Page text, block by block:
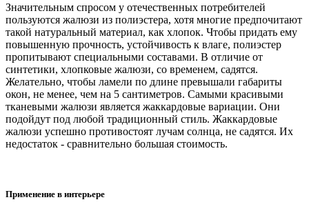
Значительным спросом у отечественных потребителей
пользуются жалюзи из полиэстера, хотя многие предпочитают
такой натуральный материал, как хлопок. Чтобы придать ему
повышенную прочность, устойчивость к влаге, полиэстер
пропитывают специальными составами. В отличие от
синтетики, хлопковые жалюзи, со временем, садятся.
Желательно, чтобы ламели по длине превышали габариты
окон, не менее, чем на 5 сантиметров. Самыми красивыми
тканевыми жалюзи является жаккардовые вариации. Они
подойдут под любой традиционный стиль. Жаккардовые
жалюзи успешно противостоят лучам солнца, не садятся. Их
недостаток - сравнительно большая стоимость.
Применение в интерьере